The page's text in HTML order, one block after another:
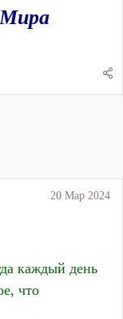
20 Мар 2024
каждый день
что